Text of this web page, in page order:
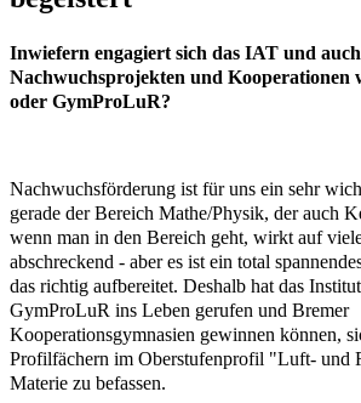
Inwiefern engagiert sich das IAT und
Nachwuchsprojekten und Kooperationen
oder GymProLuR?
Nachwuchsförderung ist für uns ein sehr
gerade der Bereich Mathe/Physik, der auch
wenn man in den Bereich geht, wirkt auf
abschreckend - aber es ist ein total
das richtig aufbereitet. Deshalb hat das
GymProLuR ins Leben gerufen und Bremer
Kooperationsgymnasien gewinnen können,
Profilfächern im Oberstufenprofil "Luft- und
Materie zu befassen.